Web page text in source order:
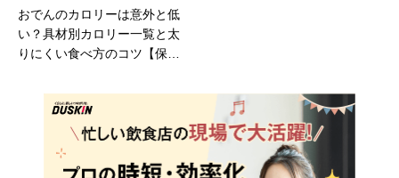
おでんのカロリーは意外と低
い？具材別カロリー一覧と太
りにくい食べ方のコツ【保存